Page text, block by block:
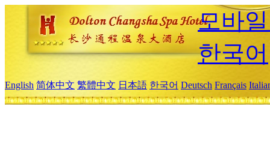
모바
한국어
English 简体中文 繁體中文 日本語 한국어 Deutsch Français